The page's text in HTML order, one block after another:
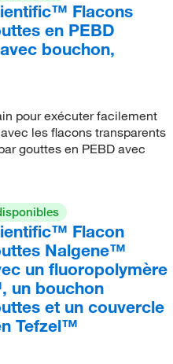
Flacons
en PEBD
bouchon,
pour exécuter facilement
les flacons transparents
gouttes en PEBD avec
Flacon
Nalgene™
un fluoropolymère
un bouchon
et un couvercle
Tefzel™